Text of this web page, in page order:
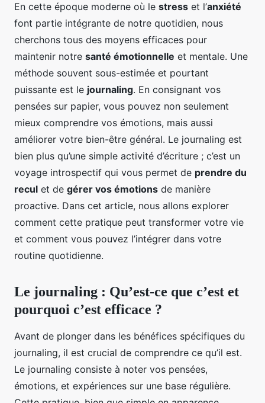
En cette époque moderne où le stress et l’anxiété
font partie intégrante de notre quotidien, nous
cherchons tous des moyens efficaces pour
maintenir notre santé émotionnelle et mentale. Une
méthode souvent sous-estimée et pourtant
puissante est le journaling. En consignant vos
pensées sur papier, vous pouvez non seulement
mieux comprendre vos émotions, mais aussi
améliorer votre bien-être général. Le journaling est
bien plus qu’une simple activité d’écriture ; c’est un
voyage introspectif qui vous permet de prendre du
recul et de gérer vos émotions de manière
proactive. Dans cet article, nous allons explorer
comment cette pratique peut transformer votre vie
et comment vous pouvez l’intégrer dans votre
routine quotidienne.
Le journaling : Qu’est-ce que c’est et
pourquoi c’est efficace ?
Avant de plonger dans les bénéfices spécifiques du
journaling, il est crucial de comprendre ce qu’il est.
Le journaling consiste à noter vos pensées,
émotions, et expériences sur une base régulière.